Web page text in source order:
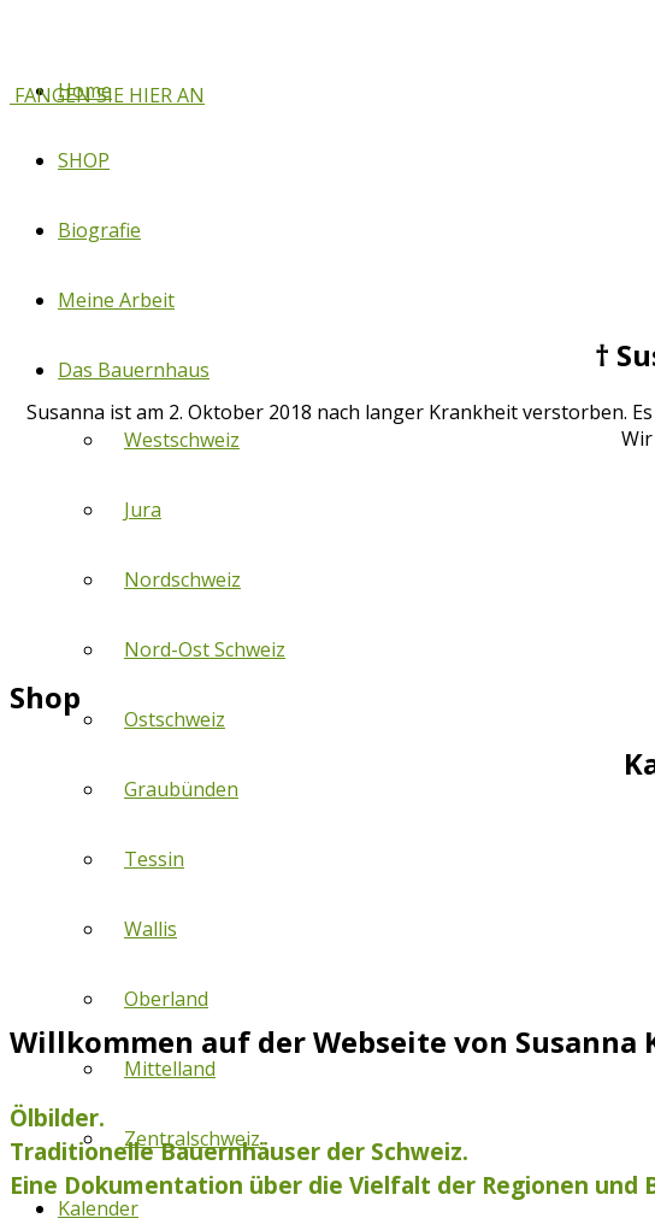
Home
SHOP
Biografie
Meine Arbeit
Das Bauernhaus
Westschweiz
Jura
Nordschweiz
Nord-Ost Schweiz
Ostschweiz
Graubünden
Tessin
Wallis
Oberland
Mittelland
Zentralschweiz
Kalender
FANGEN SIE HIER AN
†
Susanna ist am 2. Oktober 2018 nach langer Krankheit verstorben.
Shop
Willkommen auf der Webseite von Susanna
Ölbilder.
Traditionelle Bauernhäuser der Schweiz.
Eine Dokumentation über die Vielfalt der Regionen und